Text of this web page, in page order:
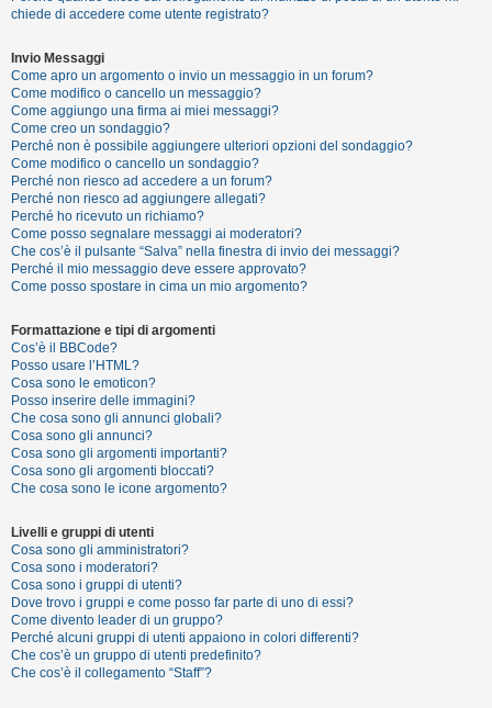
a
i
s
p
o
s
t
a
r
g
o
m
e
n
t
a
t
t
i
v
i
chiede di accedere come utente registrato?
Invio Messaggi
Come apro un argomento o invio un messaggio in un forum?
Come modifico o cancello un messaggio?
Come aggiungo una firma ai miei messaggi?
Come creo un sondaggio?
Perché non è possibile aggiungere ulteriori opzioni del sondaggio?
Come modifico o cancello un sondaggio?
Perché non riesco ad accedere a un forum?
Perché non riesco ad aggiungere allegati?
Perché ho ricevuto un richiamo?
Come posso segnalare messaggi ai moderatori?
Che cos’è il pulsante “Salva” nella finestra di invio dei messaggi?
Perché il mio messaggio deve essere approvato?
Come posso spostare in cima un mio argomento?
Formattazione e tipi di argomenti
Cos’è il BBCode?
Posso usare l’HTML?
Cosa sono le emoticon?
Posso inserire delle immagini?
Che cosa sono gli annunci globali?
Cosa sono gli annunci?
Cosa sono gli argomenti importanti?
Cosa sono gli argomenti bloccati?
Che cosa sono le icone argomento?
Livelli e gruppi di utenti
Cosa sono gli amministratori?
Cosa sono i moderatori?
Cosa sono i gruppi di utenti?
Dove trovo i gruppi e come posso far parte di uno di essi?
Come divento leader di un gruppo?
Perché alcuni gruppi di utenti appaiono in colori differenti?
Che cos’è un gruppo di utenti predefinito?
Che cos’è il collegamento “Staff”?